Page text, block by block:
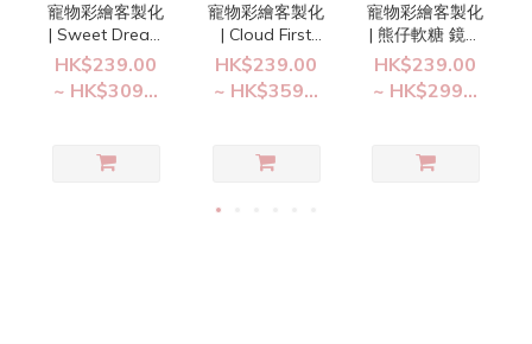
寵物彩繪客製化
| Sweet Dream
鏡面 護殻
HK$239.00
~ HK$309...
寵物彩繪客製化
| Cloud First
Class【Macaron
Tones】鏡面
護殻
HK$239.00
~ HK$359...
寵物彩繪客製化
| 熊仔軟糖 鏡面
護殻
HK$239.00
~ HK$299...